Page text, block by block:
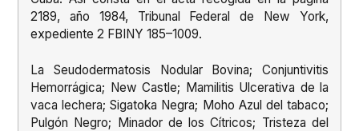
2189, año 1984, Tribunal Federal de New York,
expediente 2 FBINY 185–1009.
La Seudodermatosis Nodular Bovina; Conjuntivitis
Hemorrágica; New Castle; Mamilitis Ulcerativa de la
vaca lechera; Sigatoka Negra; Moho Azul del tabaco;
Pulgón Negro; Minador de los Cítricos; Tristeza del